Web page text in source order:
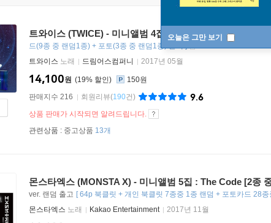
오늘은 그만 보기
트와이스 (TWICE) - 미니앨범 4집 : Signal [3종 버전 랜덤 발
드(9종 중 랜덤1종) + 포토(3종 중 랜덤1종) 온팩]
트와이스 노래 드림어스컴퍼니 2017년 05월
19%
14,100원
150원
판매지수 216
회원리뷰(190건) 9.6
상품 판매가 시작되면 알려드립니다.
관련상품 : 중고상품 13개
몬스타엑스 (MONSTA X) - 미니앨범 5집 : The Code [2종
ver. 랜덤 출고 [64p 북클릿 + 개인 북클릿 7종중 1종 랜덤 + 포토카드 28종
몬스타엑스 노래 Kakao Entertainment 2017년 11월